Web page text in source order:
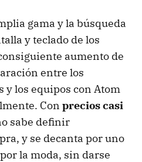
gama y la búsqueda
y teclado de los
aumento de
entre los
los equipos con Atom
Con precios casi
sabe definir
y se decanta por uno
la moda, sin darse